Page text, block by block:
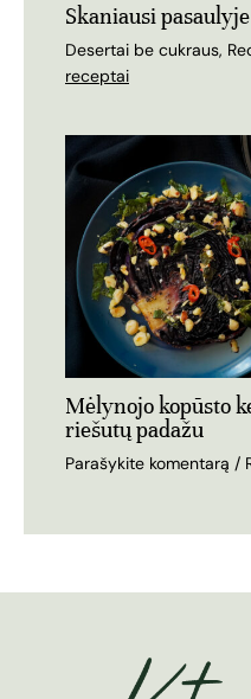
Skaniausi
Desertai be cukraus,
receptai
Mėlynojo kopūsto
riešutų padažu
Parašykite komentarą /